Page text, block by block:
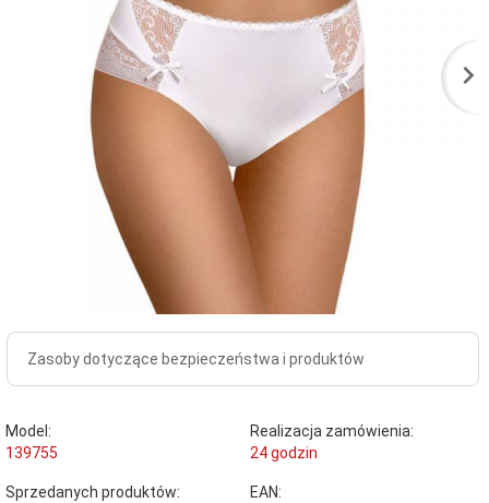
Zasoby dotyczące bezpieczeństwa i produktów
Model:
139755
Realizacja zamówienia:
24 godzin
Sprzedanych produktów:
EAN: